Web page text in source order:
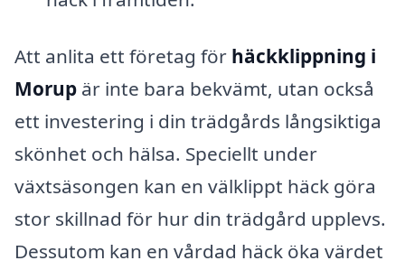
Att anlita ett företag för häckklippning i
Morup är inte bara bekvämt, utan också
ett investering i din trädgårds långsiktiga
skönhet och hälsa. Speciellt under
växtsäsongen kan en välklippt häck göra
stor skillnad för hur din trädgård upplevs.
Dessutom kan en vårdad häck öka värdet